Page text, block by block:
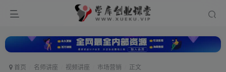
首页 名师讲座 视频讲座 市场营销 正文